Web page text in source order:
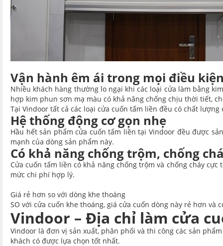
Vận hành êm ái trong mọi điều
Nhiều khách hàng thường lo ngại khi các loại cửa làm bằng
hợp kim phun sơn mạ màu có khả năng chống chịu thời tiết,
Tại Vindoor tất cả các loại cửa cuốn tấm liền đều có chất
Hệ thống động cơ gọn nhẹ
Hầu hết sản phẩm cửa cuốn tấm liền tại Vindoor đều được
mạnh của dòng sản phẩm này.
Có khả năng chống trộm, chống
Cửa cuốn tấm liền có khả năng chống trộm và chống cháy
mức chi phí hợp lý.
Giá rẻ hơn so với dòng khe thoáng
SO với cửa cuốn khe thoáng, giá cửa cuốn dòng này rẻ hơn
Vindoor – Địa chỉ làm cửa
Vindoor là đơn vị sản xuất, phân phối và thi công các sản
khách có được lựa chọn tốt nhất.